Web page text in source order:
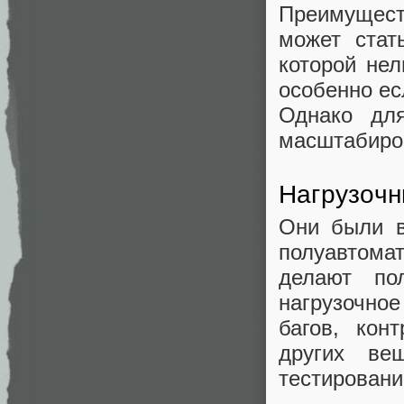
может
которой
особенно
Однако
Они были
делают
багов,
других